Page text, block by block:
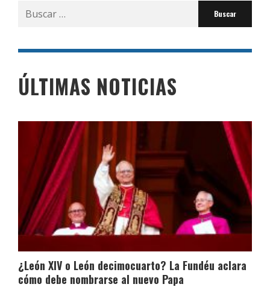
Buscar
por:
ÚLTIMAS NOTICIAS
¿León XIV o León decimocuarto? La Fundéu aclara
cómo debe nombrarse al nuevo Papa